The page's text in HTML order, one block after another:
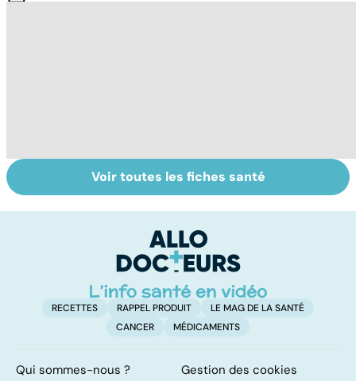
Tout savoir sur
les infections
Inflammation des
amygdales : que
d'angine ?
Voir toutes les fiches santé
RECETTES RAPPEL PRODUIT
LE MAG DE LA SANTÉ
CANCER
MÉDICAMENTS
Qui sommes-nous ? Gestion des cookies